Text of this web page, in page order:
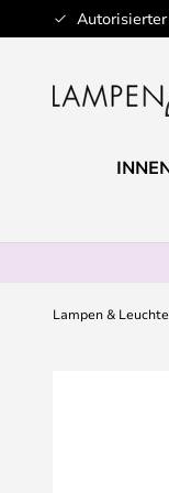
Zum
Inhalt
Lampen &